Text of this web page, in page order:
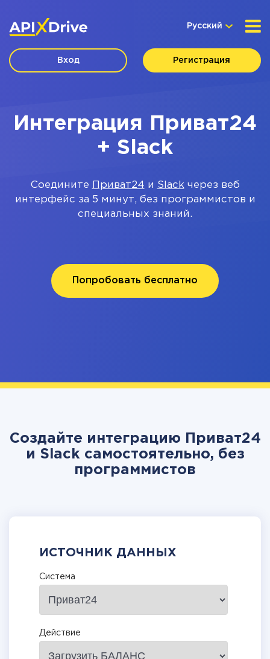
Русский
Вход Регистрация
Интеграция Приват24
+ Slack
Соедините Приват24 и Slackчерез веб
интерфейс за 5 минут, без программистов и
специальных знаний.
Попробовать бесплатно
Создайте интеграцию Приват24
и Slack самостоятельно, без
программистов
ИСТОЧНИК ДАННЫХ
Система
Действие